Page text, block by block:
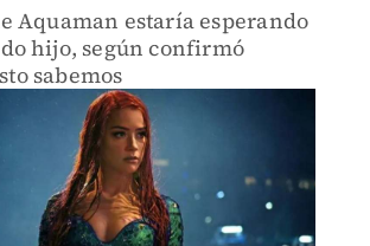
Aquaman estaría esperando
hijo, según confirmó
sabemos